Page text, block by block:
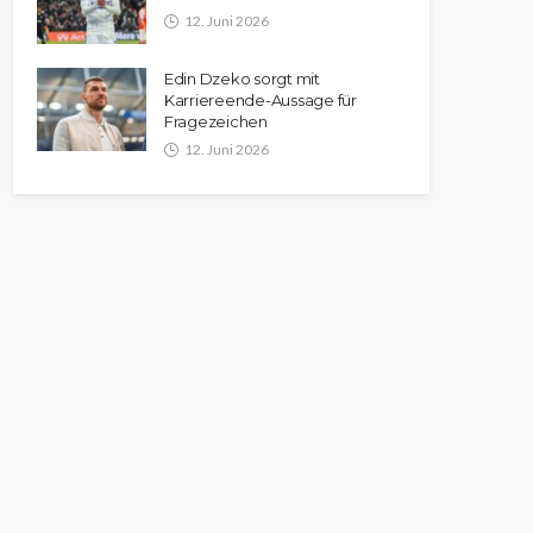
12. Juni 2026
Edin Dzeko sorgt mit
Karriereende-Aussage für
Fragezeichen
12. Juni 2026